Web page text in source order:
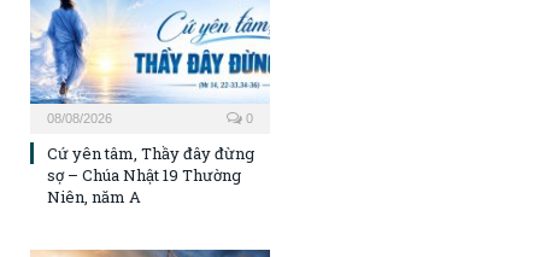
08/08/2026 0
Cứ yên tâm, Thầy đây đừng
sợ – Chúa Nhật 19 Thường
Niên, năm A